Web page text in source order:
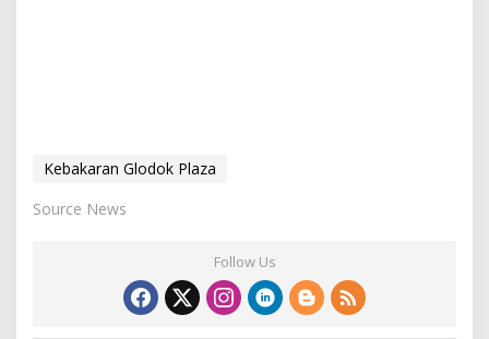
Kebakaran Glodok Plaza
Source News
Follow Us